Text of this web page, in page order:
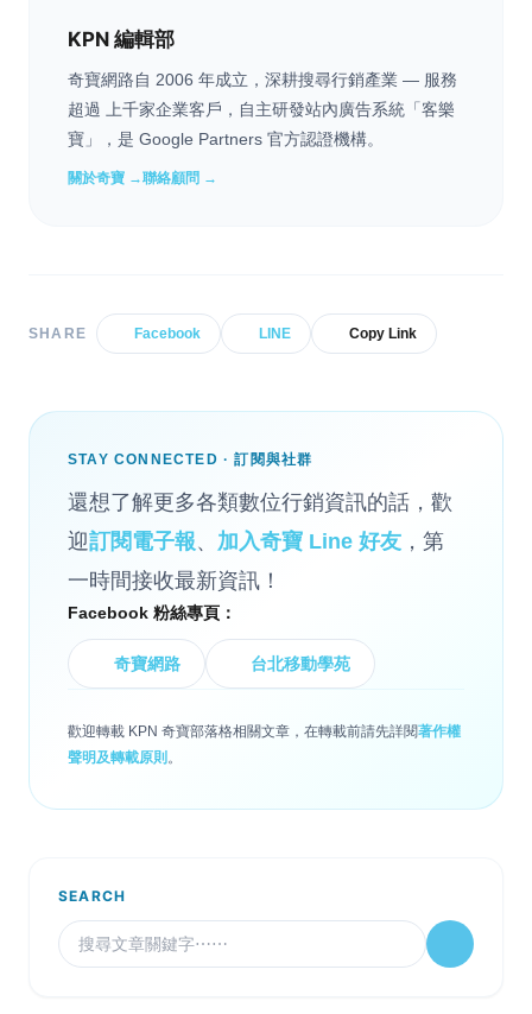
KPN 編輯部
奇寶網路自 2006 年成立，深耕搜尋行銷產業 — 服務
超過 上千家企業客戶，自主研發站內廣告系統「客樂
寶」，是 Google Partners 官方認證機構。
關於奇寶 →聯絡顧問 →
SHARE Facebook LINE Copy Link
STAY CONNECTED · 訂閱與社群
還想了解更多各類數位行銷資訊的話，歡
迎訂閱電子報、 加入奇寶 Line 好友 ，第
一時間接收最新資訊！
Facebook 粉絲專頁：
奇寶網路 台北移動學苑
歡迎轉載 KPN 奇寶部落格相關文章，在轉載前請先詳閱著作權
聲明及轉載原則 。
SEARCH